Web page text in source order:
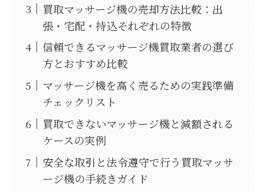
買取マッサージ機の売却方法比較：出
張・宅配・持込それぞれの特徴
信頼できるマッサージ機買取業者の選び
方とおすすめ比較
マッサージ機を高く売るための実践準備
チェックリスト
買取できないマッサージ機と減額される
ケースの実例
安全な取引と法令遵守で行う買取マッサ
ージ機の手続きガイド